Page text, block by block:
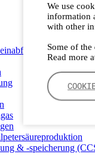
We use
information
with other
Some of
Read more
& -speicherung